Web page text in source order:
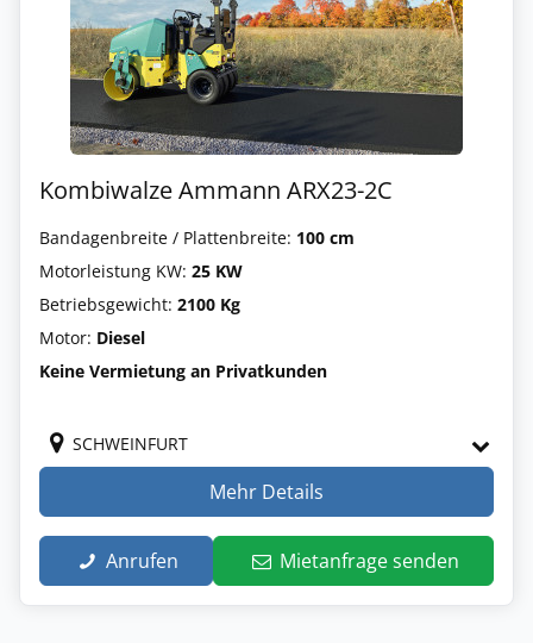
Kombiwalze Ammann ARX23-2C
Bandagenbreite / Plattenbreite: 100 cm
Motorleistung KW: 25 KW
Betriebsgewicht: 2100 Kg
Motor: Diesel
Keine Vermietung an Privatkunden
SCHWEINFURT
Mehr Details
Anrufen Mietanfrage senden